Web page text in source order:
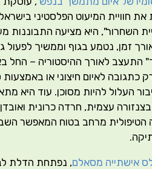
את חוויית המיעוט הפלסטיני
השחרור", היא מציעה
זמן, נטמע בגוף וממשיך לפעול
התעצב לאורך ההיסטוריה – החל
כתגובה לאיום חיצוני או
העלול להיות מסוכן. עוד היא
עצמית, חרדה כרונית
הטיפולית מרחב בטוח המאפשר
אישתייה מסאלם, נפתחת הדלת